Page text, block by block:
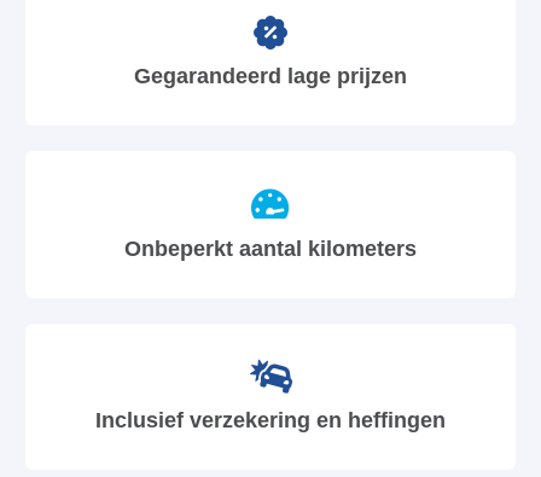
Gegarandeerd lage prijzen
Onbeperkt aantal kilometers
Inclusief verzekering en heffingen